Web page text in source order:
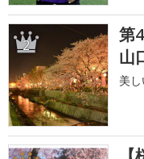
2
第
山
美